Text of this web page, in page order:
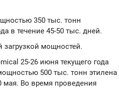
350 тыс. тонн
в течение 45-50 тыс. дней.
загрузкой мощностей.
25-26 июня текущего года
500 тыс. тонн этилена
мая. Во время проведения